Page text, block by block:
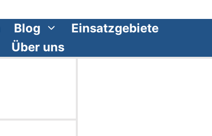
Blog
Einsatzgebiete
Über uns